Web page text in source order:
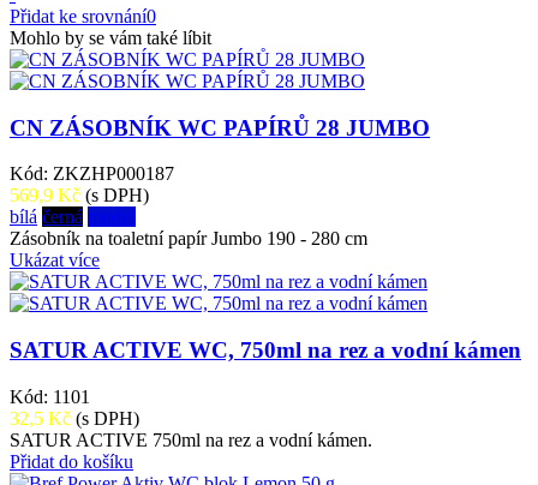
Přidat ke srovnání0
Mohlo by se vám také líbit
CN ZÁSOBNÍK WC PAPÍRŮ 28 JUMBO
Kód: ZKZHP000187
569,9 Kč (s DPH)
bílá černá modrá
Zásobník na toaletní papír Jumbo 190 - 280 cm
Ukázat více
SATUR ACTIVE WC, 750ml na rez a vodní kámen
Kód: 1101
32,5 Kč (s DPH)
SATUR ACTIVE 750ml na rez a vodní kámen.
Přidat do košíku